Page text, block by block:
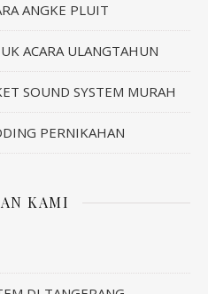
ANGKE PLUIT
ACARA ULANGTAHUN
SOUND SYSTEM MURAH
PERNIKAHAN
KAMI